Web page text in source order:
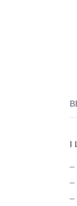
I
–
–
–